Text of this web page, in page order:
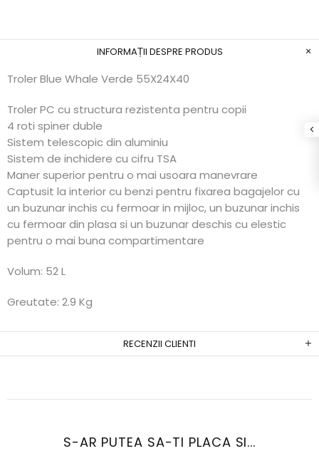
INFORMAȚII DESPRE PRODUS
Troler Blue Whale Verde 55X24X40
Troler PC cu structura rezistenta pentru copii
4 roti spiner duble
Sistem telescopic din aluminiu
Sistem de inchidere cu cifru TSA
Maner superior pentru o mai usoara manevrare
Captusit la interior cu benzi pentru fixarea bagajelor cu
un buzunar inchis cu fermoar in mijloc, un buzunar inchis
cu fermoar din plasa si un buzunar deschis cu elestic
pentru o mai buna compartimentare
Volum: 52L
Greutate: 2.9 Kg
RECENZII CLIENTI
S-AR PUTEA SA-TI PLACA SI...